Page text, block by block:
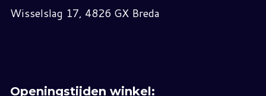
Wisselslag 17, 4826 GX Breda
Openingstijden winkel: